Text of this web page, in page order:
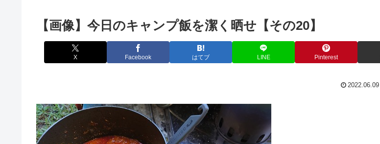
【画像】今日のキャンプ飯を潔く晒せ【その20】
X Facebook はてブ LINE Pinterest
2022.06.09